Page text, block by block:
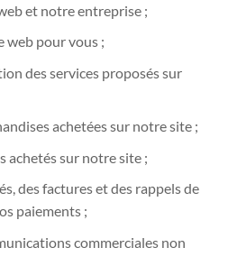
et notre entreprise ;
web pour vous ;
des services proposés sur
achetées sur notre site ;
achetés sur notre site ;
des factures et des rappels de
paiements ;
commerciales non